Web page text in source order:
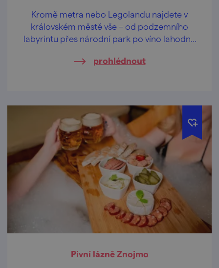
Kromě metra nebo Legolandu najdete v
královském městě vše – od podzemního
labyrintu přes národní park po víno lahodné
prohlédnout
Pivní lázně Znojmo